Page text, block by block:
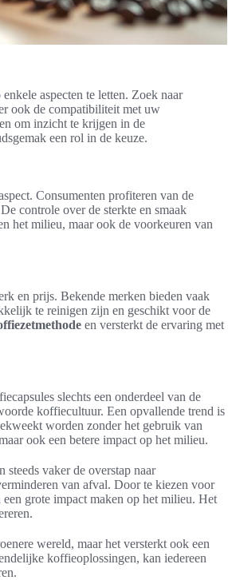
aspecten te letten. Zoek naar
ook de compatibiliteit met uw
om inzicht te krijgen in de
een rol in de keuze.
Consumenten profiteren van de
controle over de sterkte en smaak
het milieu, maar ook de voorkeuren van
en prijs. Bekende merken bieden vaak
te reinigen zijn en geschikt voor de
en versterkt de ervaring met
slechts een onderdeel van de
koffiecultuur. Een opvallende trend is
worden zonder het gebruik van
ook een betere impact op het milieu.
vaker de overstap naar
van afval. Door te kiezen voor
grote impact maken op het milieu. Het
wereld, maar het versterkt ook een
koffieoplossingen, kan iedereen